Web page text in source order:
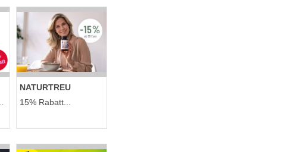
NATURTREU
15% Rabatt...